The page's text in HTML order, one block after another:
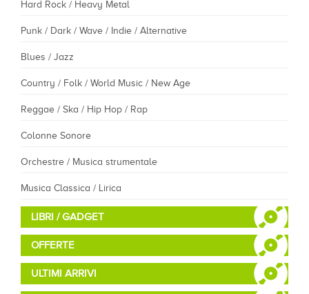
Hard Rock / Heavy Metal
Punk / Dark / Wave / Indie / Alternative
Blues / Jazz
Country / Folk / World Music / New Age
Reggae / Ska / Hip Hop / Rap
Colonne Sonore
Orchestre / Musica strumentale
Musica Classica / Lirica
LIBRI / GADGET
OFFERTE
ULTIMI ARRIVI